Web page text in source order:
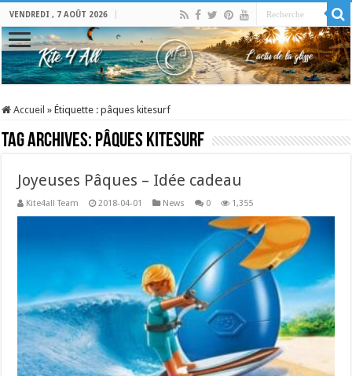
VENDREDI , 7 AOÛT 2026
Accueil » Étiquette :pâques kitesurf
Tag Archives: pâques kitesurf
Joyeuses Pâques – Idée cadeau
Kite4all Team 2018-04-01 News 0 1,355